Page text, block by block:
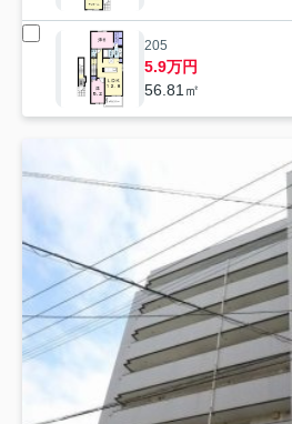
205
5.9万円
56.81㎡